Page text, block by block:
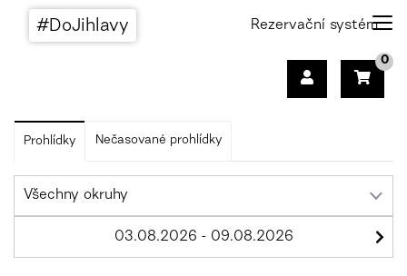
#DoJihlavy Rezervační systém
0
Prohlídky Nečasované prohlídky